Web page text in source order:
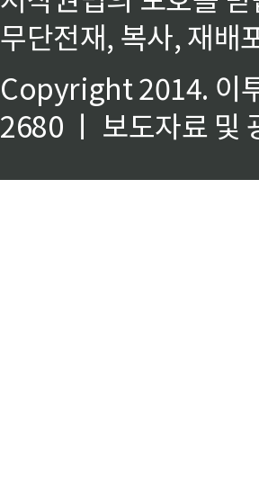
무단전재, 복사, 재배
Copyright 2014. 이
2680 ㅣ 보도자료